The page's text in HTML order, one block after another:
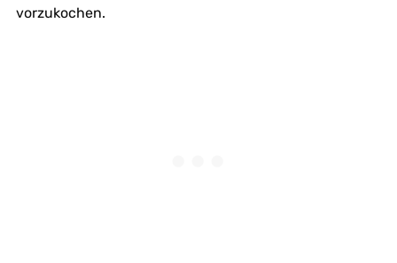
vorzukochen.